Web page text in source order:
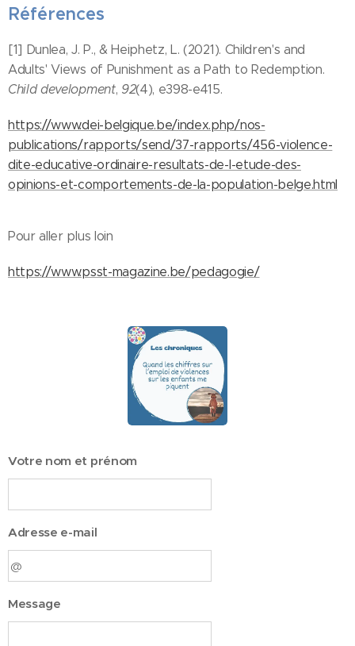
Références
[1] Dunlea, J. P., & Heiphetz, L. (2021). Children's and
Adults' Views of Punishment as a Path to Redemption.
Child development, 92(4), e398-e415.
https://www.dei-belgique.be/index.php/nos-
publications/rapports/send/37-rapports/456-violence-
dite-educative-ordinaire-resultats-de-l-etude-des-
opinions-et-comportements-de-la-population-belge.html
Pour aller plus loin
https://www.psst-magazine.be/pedagogie/
Votre nom et prénom
Adresse e-mail
Message